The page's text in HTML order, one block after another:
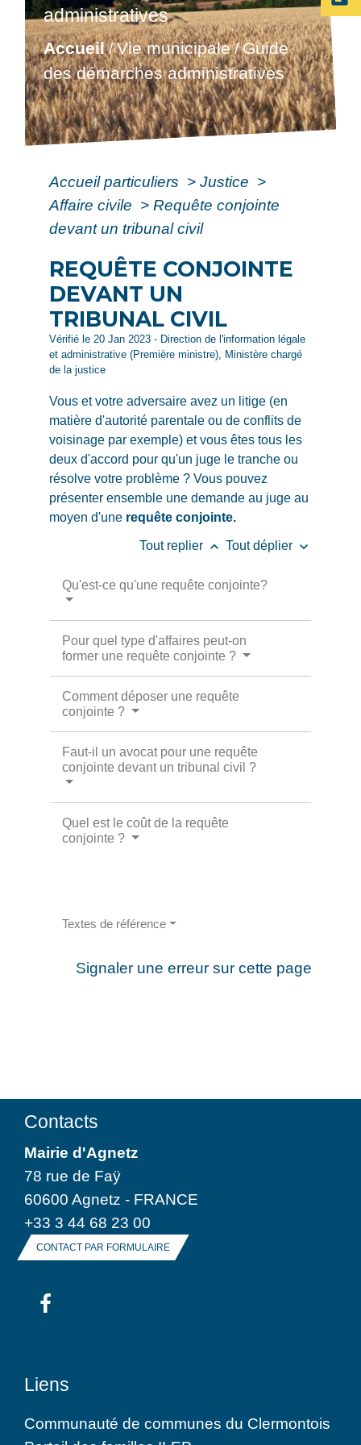
administratives
Accueil/Vie municipale/Guide
des démarches administratives
Accueil particuliers > Justice >
Affaire civile > Requête conjointe
devant un tribunal civil
REQUÊTE CONJOINTE
DEVANT UN
TRIBUNAL CIVIL
Vérifié le 20 Jan 2023 - Direction de l'information légale
et administrative (Première ministre), Ministère chargé
de la justice
Vous et votre adversaire avez un litige (en
matière d'autorité parentale ou de conflits de
voisinage par exemple) et vous êtes tous les
deux d'accord pour qu'un juge le tranche ou
résolve votre problème ? Vous pouvez
présenter ensemble une demande au juge au
moyen d'une requête conjointe.
Tout replier keyboard_arrow_up Tout déplier keyboard_arrow_down
Qu'est-ce qu'une requête conjointe?
Pour quel type d'affaires peut-on
former une requête conjointe ?
Comment déposer une requête
conjointe ?
Faut-il un avocat pour une requête
conjointe devant un tribunal civil ?
Quel est le coût de la requête
conjointe ?
Textes de référence
Signaler une erreur sur cette page
Contacts
Mairie d'Agnetz
78 rue de Faÿ
60600 Agnetz - FRANCE
+33 3 44 68 23 00
CONTACT PAR FORMULAIRE
Liens
Communauté de communes du Clermontois